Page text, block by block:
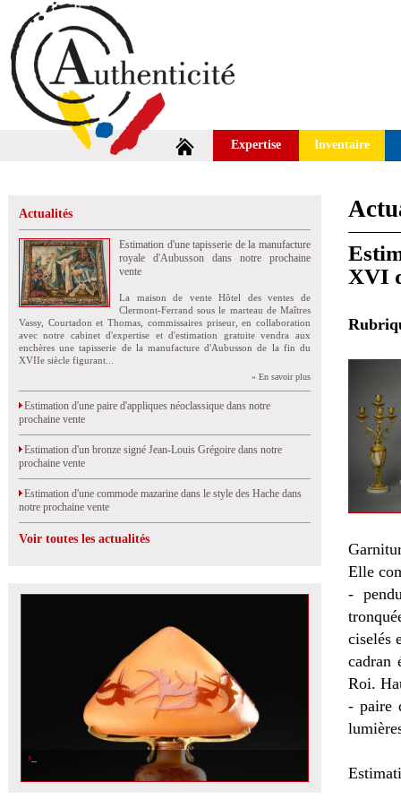
Expertise Inventaire
Actualités
Estimation d'une tapisserie de la manufacture
royale d'Aubusson dans notre prochaine
vente
La maison de vente Hôtel des ventes de
Clermont-Ferrand sous le marteau de Maîtres
Vassy, Courtadon et Thomas, commissaires priseur, en collaboration
avec notre cabinet d'expertise et d'estimation gratuite vendra aux
enchères une tapisserie de la manufacture d'Aubusson de la fin du
XVIIe siècle figurant...
» En savoir plus
Estimation d'une paire d'appliques néoclassique dans notre
prochaine vente
Estimation d'un bronze signé Jean-Louis Grégoire dans notre
prochaine vente
Estimation d'une commode mazarine dans le style des Hache dans
notre prochaine vente
Voir toutes les actualités
XVI
Elle
-
ciselés
cadran
Roi.
- paire